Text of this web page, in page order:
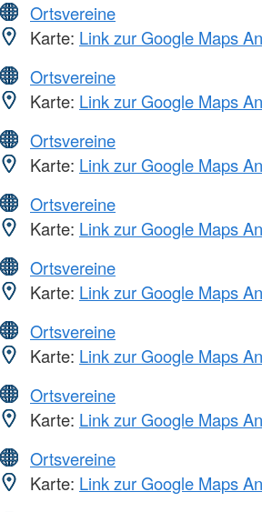
Ortsvereine
Karte: Link zur Google Maps
Ortsvereine
Karte: Link zur Google Maps
Ortsvereine
Karte: Link zur Google Maps
Ortsvereine
Karte: Link zur Google Maps
Ortsvereine
Karte: Link zur Google Maps
Ortsvereine
Karte: Link zur Google Maps
Ortsvereine
Karte: Link zur Google Maps
Ortsvereine
Karte: Link zur Google Maps